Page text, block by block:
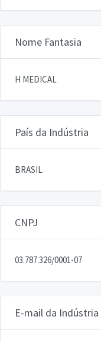
Nome Fantasia
H MEDICAL
País da Indústria
BRASIL
CNPJ
03.787.326/0001-07
E-mail da Indústria